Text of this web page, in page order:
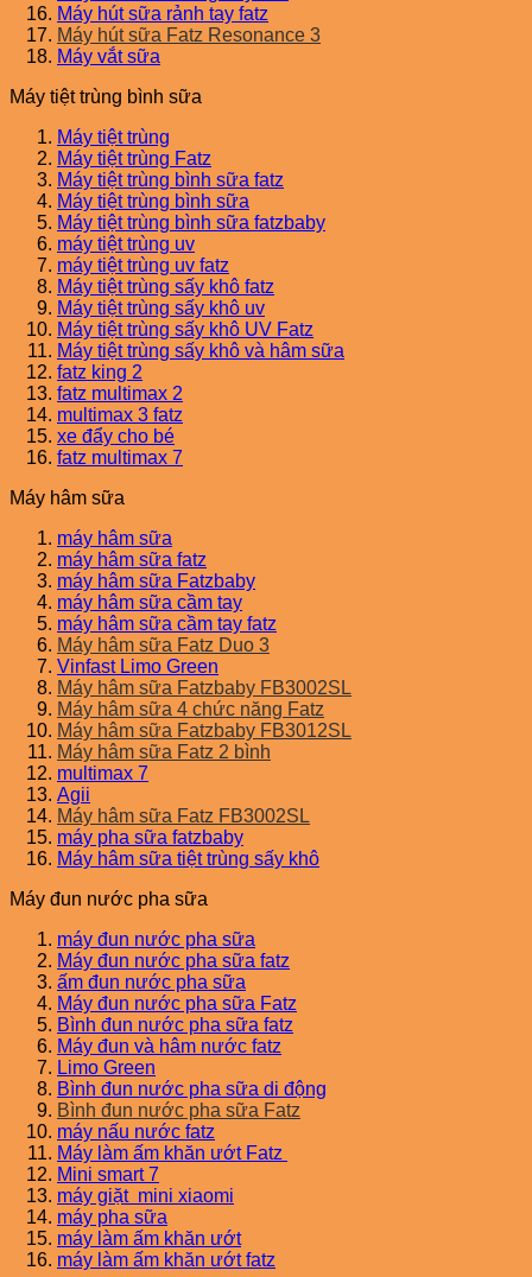
Máy hút sữa rảnh tay fatz
Máy hút sữa Fatz Resonance 3
Máy vắt sữa
Máy tiệt trùng bình sữa
Máy tiệt trùng
Máy tiệt trùng Fatz
Máy tiệt trùng bình sữa fatz
Máy tiệt trùng bình sữa
Máy tiệt trùng bình sữa fatzbaby
máy tiệt trùng uv
máy tiệt trùng uv fatz
Máy tiệt trùng sấy khô fatz
Máy tiệt trùng sấy khô uv
Máy tiệt trùng sấy khô UV Fatz
Máy tiệt trùng sấy khô và hâm sữa
fatz king 2
fatz multimax 2
multimax 3 fatz
xe đẩy cho bé
fatz multimax 7
Máy hâm sữa
máy hâm sữa
máy hâm sữa fatz
máy hâm sữa Fatzbaby
máy hâm sữa cầm tay
máy hâm sữa cầm tay fatz
Máy hâm sữa Fatz Duo 3
Vinfast Limo Green
Máy hâm sữa Fatzbaby FB3002SL
Máy hâm sữa 4 chức năng Fatz
Máy hâm sữa Fatzbaby FB3012SL
Máy hâm sữa Fatz 2 bình
multimax 7
Agii
Máy hâm sữa Fatz FB3002SL
máy pha sữa fatzbaby
Máy hâm sữa tiệt trùng sấy khô
Máy đun nước pha sữa
máy đun nước pha sữa
Máy đun nước pha sữa fatz
ấm đun nước pha sữa
Máy đun nước pha sữa Fatz
Bình đun nước pha sữa fatz
Máy đun và hâm nước fatz
Limo Green
Bình đun nước pha sữa di động
Bình đun nước pha sữa Fatz
máy nấu nước fatz
Máy làm ấm khăn ướt Fatz
Mini smart 7
máy giặt mini xiaomi
máy pha sữa
máy làm ấm khăn ướt
máy làm ấm khăn ướt fatz